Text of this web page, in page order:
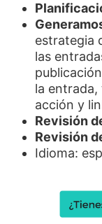
estrategia
las
la entrada,
acción y
Revisión
Revisión
Idioma: